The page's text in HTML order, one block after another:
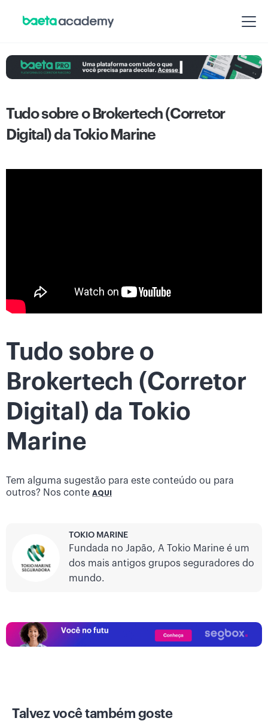
Tudo sobre o Brokertech (Corretor
Digital) da Tokio Marine
Tudo sobre o
Brokertech (Corretor
Digital) da Tokio
Marine
Tem alguma sugestão para este conteúdo ou para
outros? Nos conte AQUI
TOKIO MARINE
Fundada no Japão, A Tokio Marine é um
dos mais antigos grupos seguradores do
mundo.
Talvez você também goste